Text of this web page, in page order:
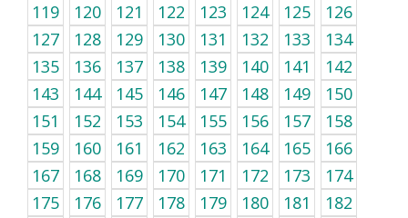
119
120 121 122 123 124 125
126
127
128 129 130 131 132 133
134
135
136 137 138 139 140 141
142
143
144 145 146 147 148 149
150
151
152 153 154 155 156 157
158
159
160 161 162 163 164 165
166
167
168 169 170 171 172 173
174
175
176 177 178 179 180 181
182